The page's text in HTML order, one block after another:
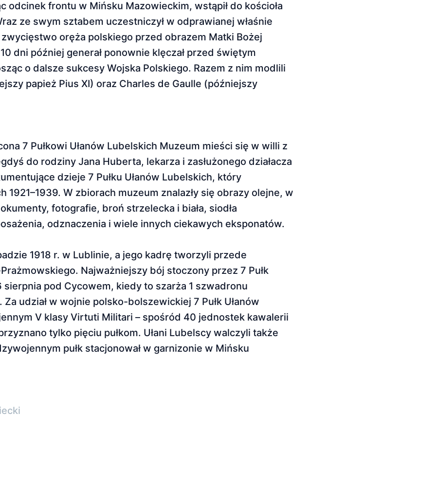
odcinek frontu w Mińsku Mazowieckim, wstąpił do kościoła
ze swym sztabem uczestniczył w odprawianej właśnie
oręża polskiego przed obrazem Matki Bożej
dni później generał ponownie klęczał przed świętym
o dalsze sukcesy Wojska Polskiego. Razem z nim modlili
papież Pius XI) oraz Charles de Gaulle (późniejszy
7 Pułkowi Ułanów Lubelskich Muzeum mieści się w willi z
do rodziny Jana Huberta, lekarza i zasłużonego działacza
dzieje 7 Pułku Ułanów Lubelskich, który
1921–1939. W zbiorach muzeum znalazły się obrazy olejne, w
fotografie, broń strzelecka i biała, siodła
odznaczenia i wiele innych ciekawych eksponatów.
1918 r. w Lublinie, a jego kadrę tworzyli przede
Najważniejszy bój stoczony przez 7 Pułk
pod Cycowem, kiedy to szarża 1 szwadronu
udział w wojnie polsko-bolszewickiej 7 Pułk Ułanów
V klasy Virtuti Militari – spośród 40 jednostek kawalerii
tylko pięciu pułkom. Ułani Lubelscy walczyli także
pułk stacjonował w garnizonie w Mińsku